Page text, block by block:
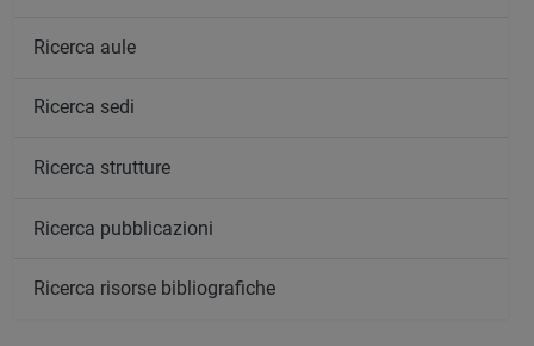
Ricerca aule
Ricerca sedi
Ricerca strutture
Ricerca pubblicazioni
Ricerca risorse bibliografiche